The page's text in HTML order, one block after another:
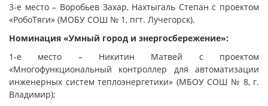
3-е место – Воробьев Захар, Нахтыгаль Степан с проектом
«РобоТяги» (МОБУ СОШ № 1, пгт. Лучегорск).
Номинация «Умный город и энергосбережение»:
1-е место – Никитин Матвей с проектом
«Многофункциональный контроллер для автоматизации
инженерных систем теплоэнергетики» (МБОУ СОШ № 8, г.
Владимир);